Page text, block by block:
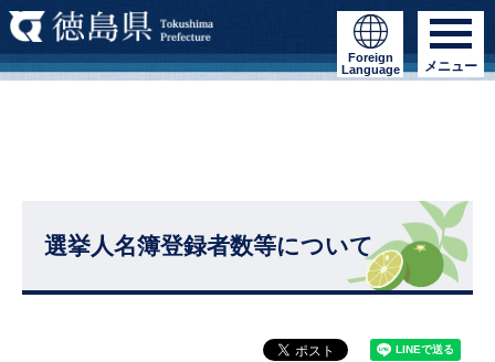
Foreign
Language
メニュー
選挙人名簿登録者数等について